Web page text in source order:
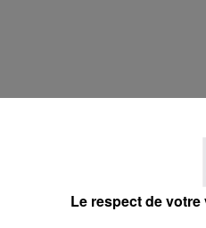
Le respect de